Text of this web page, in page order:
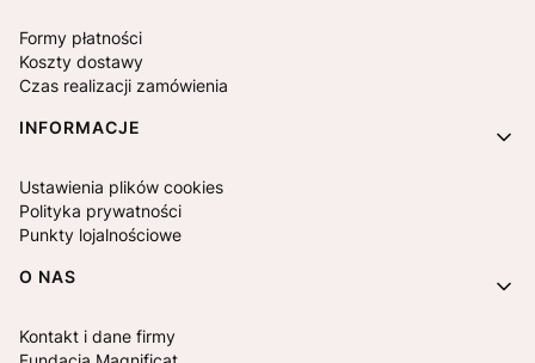
Formy płatności
Koszty dostawy
Czas realizacji zamówienia
INFORMACJE
Ustawienia plików cookies
Polityka prywatności
Punkty lojalnościowe
O NAS
Kontakt i dane firmy